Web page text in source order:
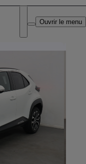
DEALER NAME
Ouvrir le menu